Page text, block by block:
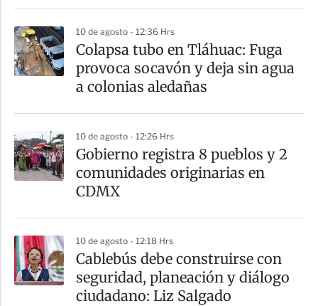
10 de agosto - 12:36 Hrs
Colapsa tubo en Tláhuac: Fuga
provoca socavón y deja sin agua
a colonias aledañas
10 de agosto - 12:26 Hrs
Gobierno registra 8 pueblos y 2
comunidades originarias en
CDMX
10 de agosto - 12:18 Hrs
Cablebús debe construirse con
seguridad, planeación y diálogo
ciudadano: Liz Salgado